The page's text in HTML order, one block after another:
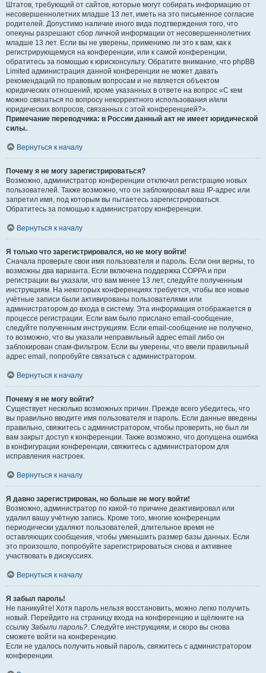
Штатов, требующий от сайтов, которые могут собирать информацию от
несовершеннолетних младше 13 лет, иметь на это письменное согласие
родителей. Допустимо наличие иного вида подтверждения того, что
опекуны разрешают сбор личной информации от несовершеннолетних
младше 13 лет. Если вы не уверены, применимо ли это к вам, как к
регистрирующемуся на конференции, или к самой конференции,
обратитесь за помощью к юрисконсульту. Обратите внимание, что phpBB
Limited администрация данной конференции не может давать
рекомендаций по правовым вопросам и не является объектом
юридических отношений, кроме указанных в ответе на вопрос «С кем
можно связаться по вопросу некорректного использования и/или
юридических вопросов, связанных с этой конференцией?».
Примечание переводчика: в России данный акт не имеет юридической
силы..
Вернуться к началу
Почему я не могу зарегистрироваться?
Возможно, администратор конференции отключил регистрацию новых
пользователей. Также возможно, что он заблокировал ваш IP-адрес или
запретил имя, под которым вы пытаетесь зарегистрироваться.
Обратитесь за помощью к администратору конференции.
Вернуться к началу
Я только что зарегистрировался, но не могу войти!
Сначала проверьте свои имя пользователя и пароль. Если они верны, то
возможны два варианта. Если включена поддержка COPPA и при
регистрации вы указали, что вам менее 13 лет, следуйте полученным
инструкциям. На некоторых конференциях требуется, чтобы все новые
учётные записи были активированы пользователями или
администратором до входа в систему. Эта информация отображается в
процессе регистрации. Если вам было прислано email-сообщение,
следуйте полученным инструкциям. Если email-сообщение не получено,
то возможно, что вы указали неправильный адрес email либо он
заблокирован спам-фильтром. Если вы уверены, что ввели правильный
адрес email, попробуйте связаться с администратором.
Вернуться к началу
Почему я не могу войти?
Существует несколько возможных причин. Прежде всего убедитесь, что
вы правильно вводите имя пользователя и пароль. Если данные введены
правильно, свяжитесь с администратором, чтобы проверить, не был ли
вам закрыт доступ к конференции. Также возможно, что допущена ошибка
в конфигурации конференции, свяжитесь с администратором для
исправления настроек.
Вернуться к началу
Я давно зарегистрирован, но больше не могу войти!
Возможно, администратор по какой-то причине деактивировал или
удалил вашу учётную запись. Кроме того, многие конференции
периодически удаляют пользователей, длительное время не
оставляющих сообщения, чтобы уменьшить размер базы данных. Если
это произошло, попробуйте зарегистрироваться снова и активнее
участвовать в дискуссиях.
Вернуться к началу
Я забыл пароль!
Не паникуйте! Хотя пароль нельзя восстановить, можно легко получить
новый. Перейдите на страницу входа на конференцию и щёлкните на
ссылку Забыли пароль?. Следуйте инструкциям, и скоро вы снова
сможете войти на конференцию.
Если не удалось получить новый пароль, свяжитесь с администратором
конференции.